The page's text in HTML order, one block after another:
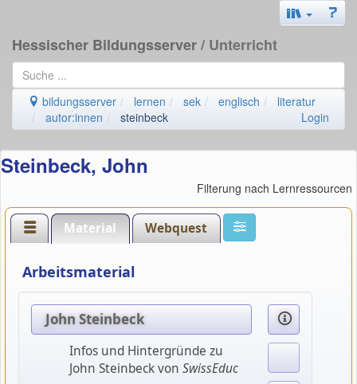
Hessischer Bildungsserver/ Unterricht
bildungsserver lernen sek englisch
literatur
autor:innen
steinbeck Login
Steinbeck, John
Filterung nach Lernressourcen
Material Webquest
Arbeitsmaterial
John Steinbeck
Infos und Hintergründe zu
John Steinbeck von SwissEduc